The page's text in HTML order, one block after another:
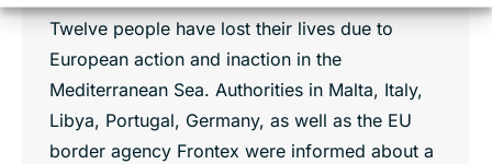
Twelve people have lost their lives due to
European action and inaction in the
Mediterranean Sea. Authorities in Malta, Italy,
Libya, Portugal, Germany, as well as the EU
border agency Frontex were informed about a